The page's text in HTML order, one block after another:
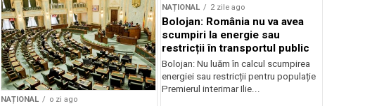
NAȚIONAL o zi ago
NAȚIONAL 2 zile ago
Bolojan: România nu va avea
scumpiri la energie sau
restricții în transportul public
Bolojan: Nu luăm în calcul scumpirea
energiei sau restricții pentru populație
Premierul interimar Ilie...